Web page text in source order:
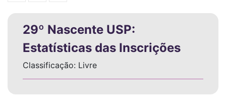
29º Nascente USP:
Estatísticas das Inscrições
Classificação: Livre